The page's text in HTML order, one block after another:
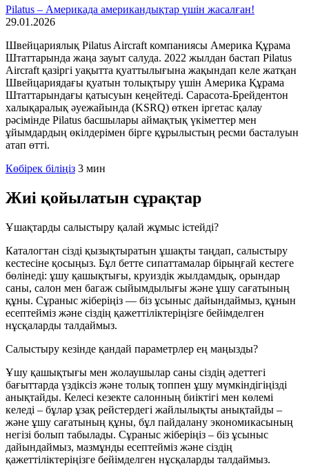
Pilatus – Америкада американдықтар үшін жасалған!
29.01.2026
Швейцариялық Pilatus Aircraft компаниясы Америка Құрама
Штаттарында жаңа зауыт салуда. 2022 жылдан бастап Pilatus
Aircraft қазіргі уақытта қуаттылығына жақындап келе жатқан
Швейцариядағы қуатын толықтыру үшін Америка Құрама
Штаттарындағы қатысуын кеңейтеді. Сарасота-Брейдентон
халықаралық әуежайында (KSRQ) өткен іргетас қалау
рәсімінде Pilatus басшылары аймақтық үкіметтер мен
ұйымдардың өкілдерімен бірге құрылыстың ресми басталуын
атап өтті.
Көбірек біліңіз 3 мин
Жиі қойылатын сұрақтар
Ұшақтарды салыстыру қалай жұмыс істейді?
Каталогтан сізді қызықтыратын ұшақты таңдап, салыстыру
кестесіне қосыңыз. Бұл бетте сипаттамалар бірыңғай кестеге
бөлінеді: ұшу қашықтығы, круиздік жылдамдық, орындар
саны, салон мен багаж сыйымдылығы және ұшу сағатының
құны. Сұраныс жіберіңіз — біз ұсыныс дайындаймыз, құнын
есептейміз және сіздің қажеттіліктеріңізге бейімделген
нұсқаларды талдаймыз.
Салыстыру кезінде қандай параметрлер ең маңызды?
Ұшу қашықтығы мен жолаушылар саны сіздің әдеттегі
бағыттарда үздіксіз және толық топпен ұшу мүмкіндігіңізді
анықтайды. Келесі кезекте салонның биіктігі мен көлемі
келеді – бұлар ұзақ рейстердегі жайлылықты анықтайды –
және ұшу сағатының құны, бұл пайдалану экономикасының
негізі болып табылады. Сұраныс жіберіңіз – біз ұсыныс
дайындаймыз, мазмұнды есептейміз және сіздің
қажеттіліктеріңізге бейімделген нұсқаларды талдаймыз.